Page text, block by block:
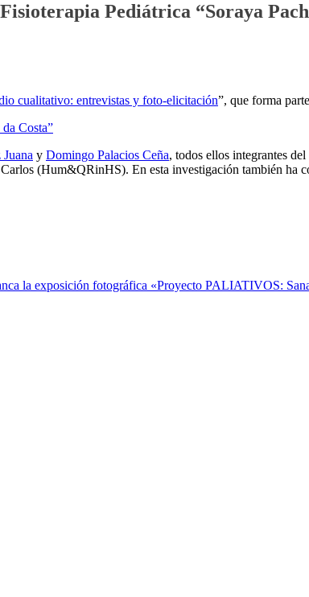
Pediátrica “Soraya
cualitativo: entrevistas y foto-elicitación”, que forma
y Domingo Palacios Ceña, todos ellos integrantes
(Hum&QRinHS). En esta investigación también ha
la exposición fotográfica «Proyecto PALIATIVOS: